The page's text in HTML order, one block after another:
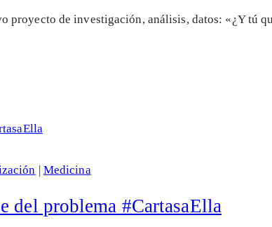
proyecto de investigación, análisis, datos: «¿Y tú
| Medicina
del problema #CartasaElla